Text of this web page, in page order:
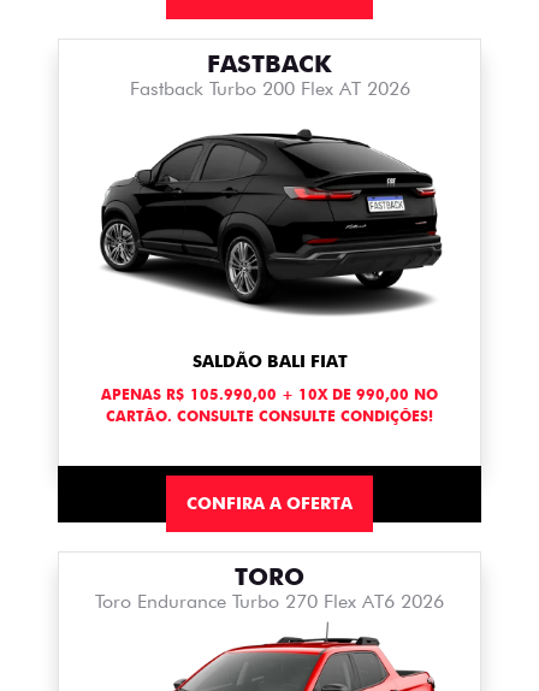
FASTBACK
Fastback Turbo 200 Flex AT 2026
SALDÃO BALI FIAT
APENAS R$ 105.990,00 + 10X DE 990,00 NO
CARTÃO. CONSULTE CONSULTE CONDIÇÕES!
CONFIRA A OFERTA
TORO
Toro Endurance Turbo 270 Flex AT6 2026